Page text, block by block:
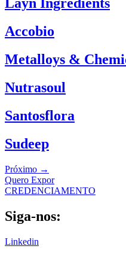
Layn Ingredients
Accobio
Metalloys &
Nutrasoul
Santosflora
Sudeep
Próximo →
Quero Expor
CREDENCIAMENTO
Siga-nos:
Linkedin